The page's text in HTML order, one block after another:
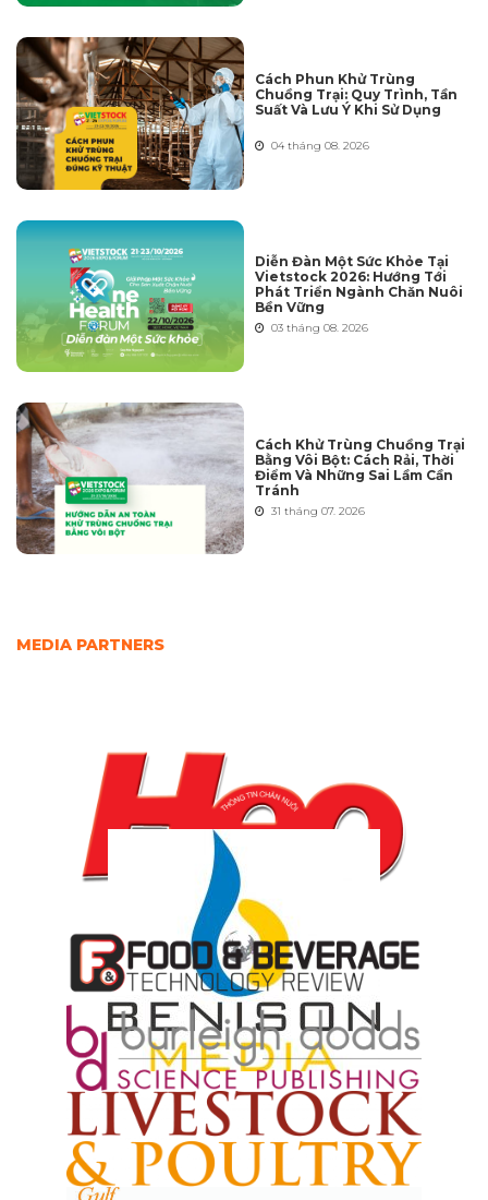
Cách Phun Khử Trùng
Chuồng Trại: Quy Trình, Tần
Suất Và Lưu Ý Khi Sử Dụng
04 tháng 08. 2026
Diễn Đàn Một Sức Khỏe Tại
Vietstock 2026: Hướng Tới
Phát Triển Ngành Chăn Nuôi
Bền Vững
03 tháng 08. 2026
Cách Khử Trùng Chuồng Trại
Bằng Vôi Bột: Cách Rải, Thời
Điểm Và Những Sai Lầm Cần
Tránh
31 tháng 07. 2026
MEDIA PARTNERS